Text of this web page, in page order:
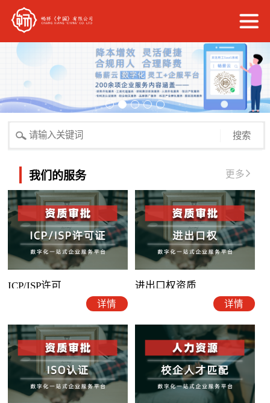
搜索
我们的服务 更多
ICP/ISP许可
详情
进出口权资质
详情